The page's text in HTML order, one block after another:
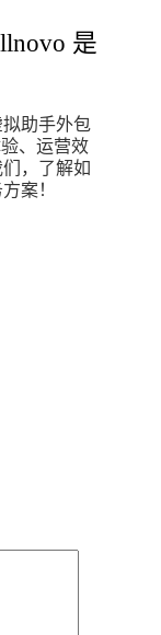
是
助手外包
、运营效
，了解如
案！